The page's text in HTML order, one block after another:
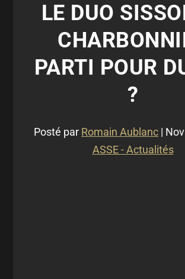
LE DUO
PARTI POUR
?
Posté par Romain Aublanc |
ASSE - Actualités